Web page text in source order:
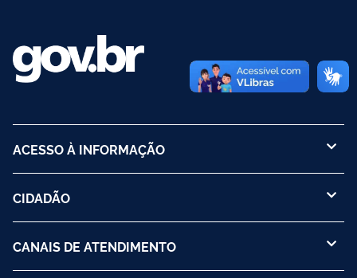
ACESSO À INFORMAÇÃO
CIDADÃO
CANAIS DE ATENDIMENTO